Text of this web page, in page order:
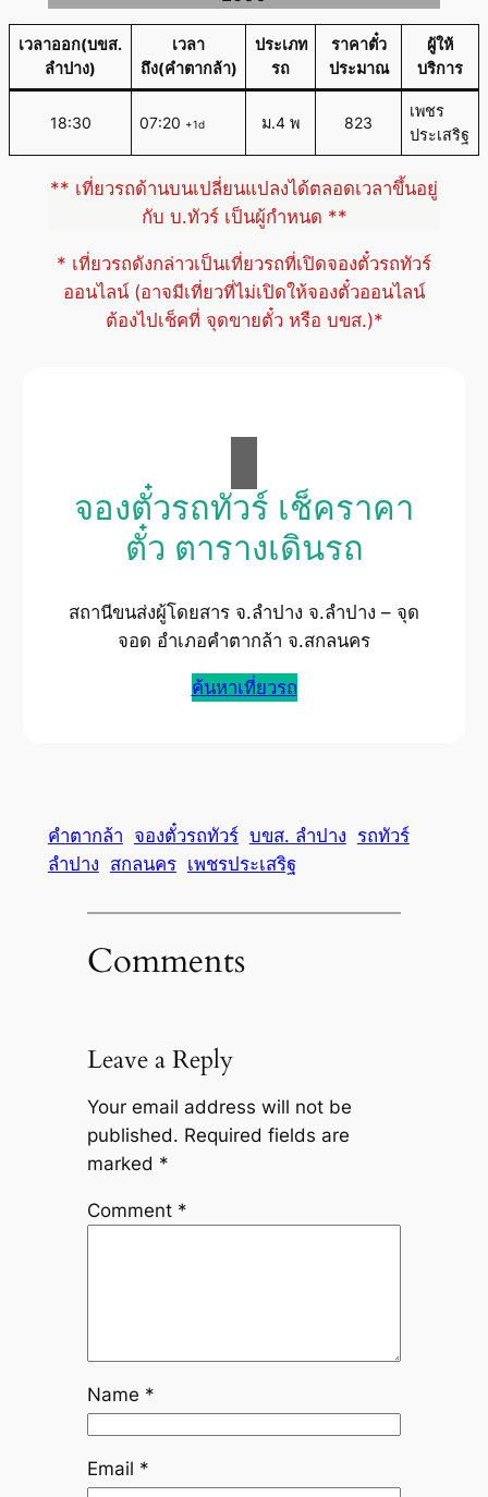
เวลาออก(บขส.
ลำปาง)
เวลา
ถึง(คำตากล้า)
ประเภท
รถ
ราคาตั๋ว
ประมาณ
ผู้ให้
บริการ
18:30 07:20 +1d ม.4 พ 823
เพชร
ประเสริฐ
** เที่ยวรถด้านบนเปลี่ยนแปลงได้ตลอดเวลาขึ้นอยู่
กับ บ.ทัวร์ เป็นผู้กำหนด **
* เที่ยวรถดังกล่าวเป็นเที่ยวรถที่เปิดจองตั๋วรถทัวร์
ออนไลน์ (อาจมีเที่ยวที่ไม่เปิดให้จองตั๋วออนไลน์
ต้องไปเช็คที่ จุดขายตั๋ว หรือ บขส.)*
จองตั๋วรถทัวร์ เช็คราคา
ตั๋ว ตารางเดินรถ
สถานีขนส่งผู้โดยสาร จ.ลำปาง จ.ลำปาง – จุด
จอด อำเภอคำตากล้า จ.สกลนคร
ค้นหาเที่ยวรถ
คำตากล้า จองตั๋วรถทัวร์ บขส. ลำปาง รถทัวร์
ลำปาง สกลนคร เพชรประเสริฐ
Comments
Leave a Reply
Your email address will not be
published. Required fields are
marked *
Comment *
Name *
Email *